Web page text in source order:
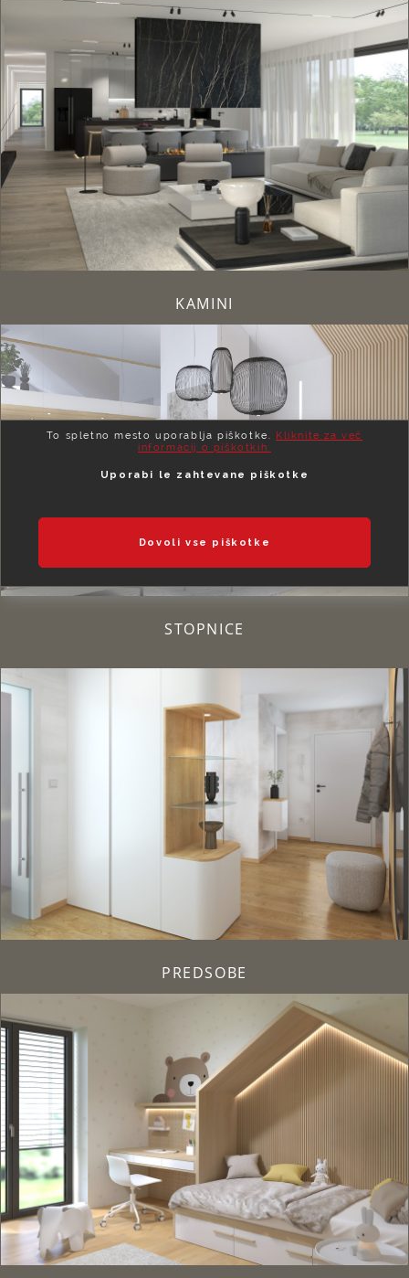
To spletno mesto uporablja piškotke. Kliknite za več
informacij o piškotkih.
Uporabi le zahtevane piškotke
Dovoli vse piškotke
KAMINI
STOPNICE
PREDSOBE